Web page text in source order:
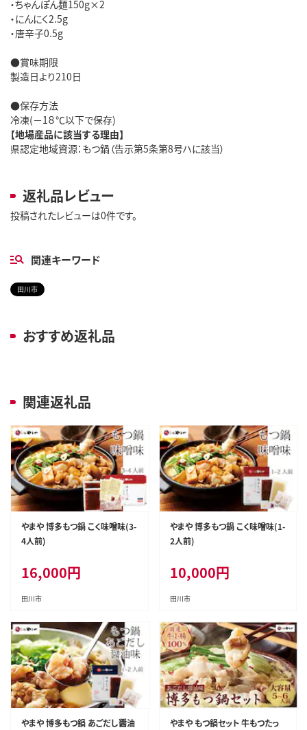
・ちゃんぽん麺150g×2
・にんにく2.5g
・唐辛子0.5g
●賞味期限
製造日より210日
●保存方法
冷凍(－1８℃以下で保存)
【地場産品に該当する理由】
県認定地域資源：もつ鍋（告示第5条第8号ハに該当）
返礼品レビュー
投稿されたレビューは0件です。
関連キーワード
田川市
おすすめ返礼品
関連返礼品
やまや 博多もつ鍋 こく味噌味(3-
4人前)
16,000円
田川市
やまや 博多もつ鍋 こく味噌味(1-
2人前)
10,000円
田川市
やまや 博多もつ鍋 あごだし醤油
やまや もつ鍋セット 牛もつたっ